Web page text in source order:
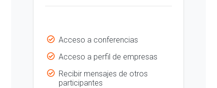
Acceso a conferencias
Acceso a perfil de empresas
Recibir mensajes de otros
participantes